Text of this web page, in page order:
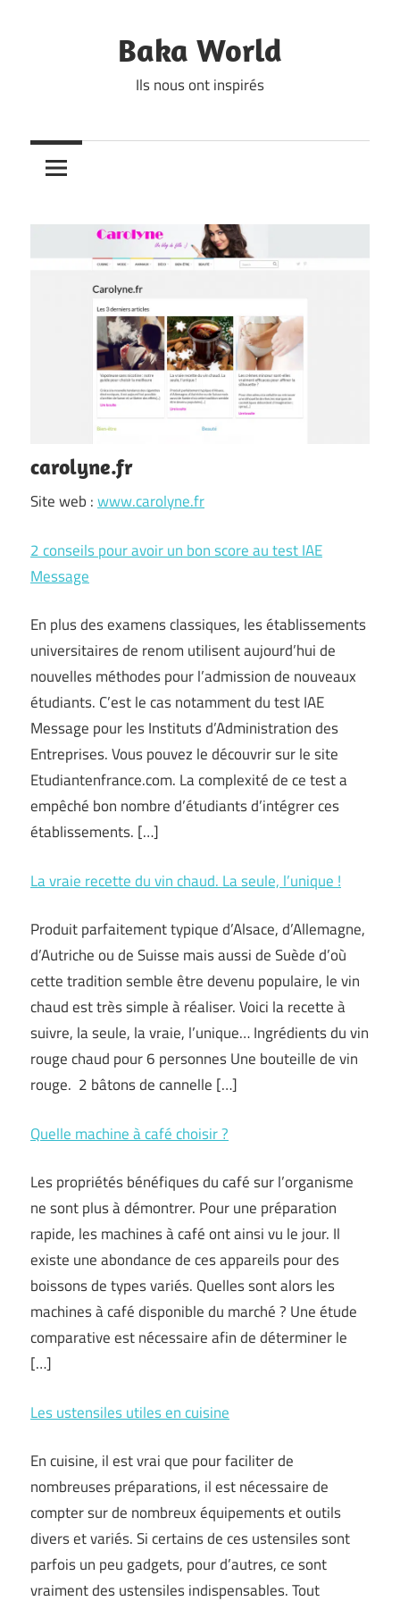
Baka World
Ils nous ont inspirés
carolyne.fr
Site web :www.carolyne.fr
2 conseils pour avoir un bon score au test IAE
Message
En plus des examens classiques, les établissements
universitaires de renom utilisent aujourd’hui de
nouvelles méthodes pour l’admission de nouveaux
étudiants. C’est le cas notamment du test IAE
Message pour les Instituts d’Administration des
Entreprises. Vous pouvez le découvrir sur le site
Etudiantenfrance.com. La complexité de ce test a
empêché bon nombre d’étudiants d’intégrer ces
établissements. […]
La vraie recette du vin chaud. La seule, l’unique !
Produit parfaitement typique d’Alsace, d’Allemagne,
d’Autriche ou de Suisse mais aussi de Suède d’où
cette tradition semble être devenu populaire, le vin
chaud est très simple à réaliser. Voici la recette à
suivre, la seule, la vraie, l’unique… Ingrédients du vin
rouge chaud pour 6 personnes Une bouteille de vin
rouge. 2 bâtons de cannelle […]
Quelle machine à café choisir ?
Les propriétés bénéfiques du café sur l’organisme
ne sont plus à démontrer. Pour une préparation
rapide, les machines à café ont ainsi vu le jour. Il
existe une abondance de ces appareils pour des
boissons de types variés. Quelles sont alors les
machines à café disponible du marché ? Une étude
comparative est nécessaire afin de déterminer le
[…]
Les ustensiles utiles en cuisine
En cuisine, il est vrai que pour faciliter de
nombreuses préparations, il est nécessaire de
compter sur de nombreux équipements et outils
divers et variés. Si certains de ces ustensiles sont
parfois un peu gadgets, pour d’autres, ce sont
vraiment des ustensiles indispensables. Tout